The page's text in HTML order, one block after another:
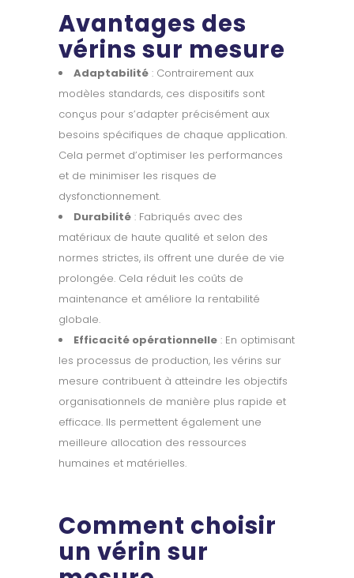
Avantages des
vérins sur mesure
Adaptabilité : Contrairement aux
modèles standards, ces dispositifs sont
conçus pour s’adapter précisément aux
besoins spécifiques de chaque application.
Cela permet d’optimiser les performances
et de minimiser les risques de
dysfonctionnement.
Durabilité : Fabriqués avec des
matériaux de haute qualité et selon des
normes strictes, ils offrent une durée de vie
prolongée. Cela réduit les coûts de
maintenance et améliore la rentabilité
globale.
Efficacité opérationnelle : En optimisant
les processus de production, les vérins sur
mesure contribuent à atteindre les objectifs
organisationnels de manière plus rapide et
efficace. Ils permettent également une
meilleure allocation des ressources
humaines et matérielles.
Comment choisir
un vérin sur